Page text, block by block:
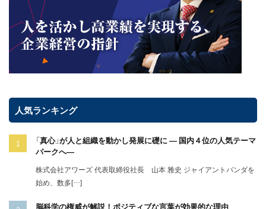
人気ランキング
「真心」が人と組織を動かし発展に礎に ― 国内４位の人気テーマ
パークへ―
株式会社アワーズ 代表取締役社長 山本 雅史 ジャイアントパンダを
始め、数多[…]
脳科学の権威が解説！ポジティブな言葉が効果的な理由